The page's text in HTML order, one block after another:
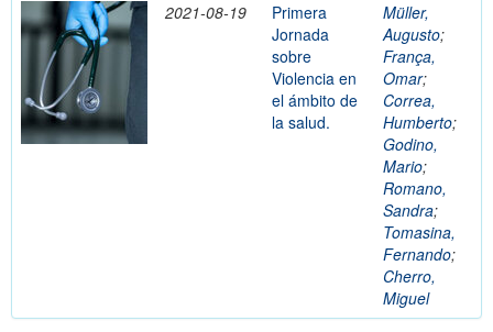
2021-08-19
Primera
Jornada
sobre
Violencia en
el ámbito de
la salud.
Müller,
Augusto;
França,
Omar;
Correa,
Humberto;
Godino,
Mario;
Romano,
Sandra;
Tomasina,
Fernando;
Cherro,
Miguel